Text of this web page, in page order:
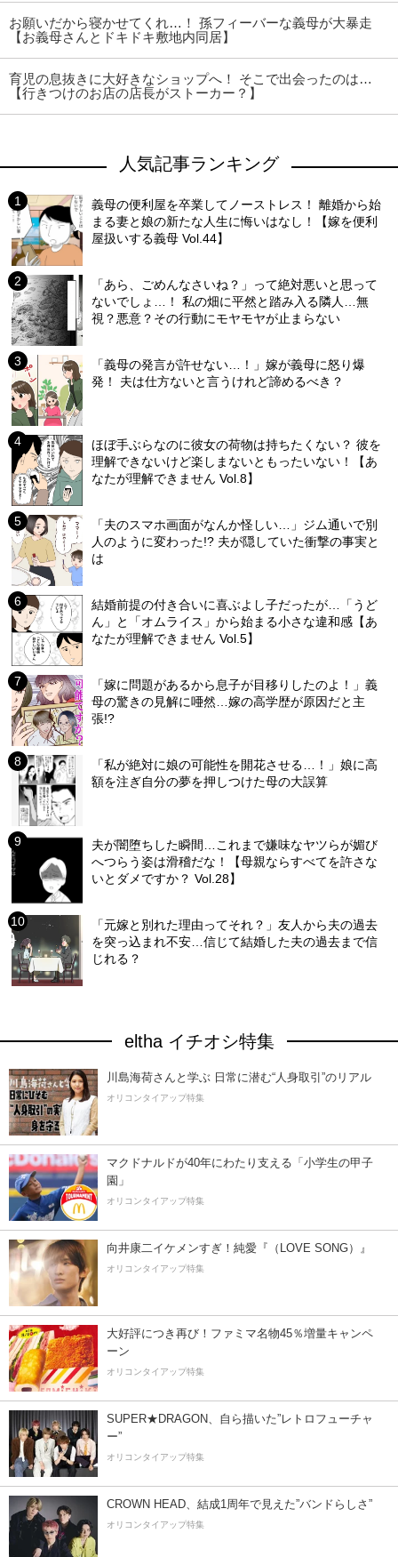
お願いだから寝かせてくれ…！ 孫フィーバーな義母が大暴走
【お義母さんとドキドキ敷地内同居】
育児の息抜きに大好きなショップへ！ そこで出会ったのは…
【行きつけのお店の店長がストーカー？】
人気記事ランキング
義母の便利屋を卒業してノーストレス！ 離婚から始
まる妻と娘の新たな人生に悔いはなし！【嫁を便利
屋扱いする義母 Vol.44】
「あら、ごめんなさいね？」って絶対悪いと思って
ないでしょ…！ 私の畑に平然と踏み入る隣人…無
視？悪意？その行動にモヤモヤが止まらない
「義母の発言が許せない…！」嫁が義母に怒り爆
発！ 夫は仕方ないと言うけれど諦めるべき？
ほぼ手ぶらなのに彼女の荷物は持ちたくない？ 彼を
理解できないけど楽しまないともったいない！【あ
なたが理解できません Vol.8】
「夫のスマホ画面がなんか怪しい…」ジム通いで別
人のように変わった!? 夫が隠していた衝撃の事実と
は
結婚前提の付き合いに喜ぶよし子だったが…「うど
ん」と「オムライス」から始まる小さな違和感【あ
なたが理解できません Vol.5】
「嫁に問題があるから息子が目移りしたのよ！」義
母の驚きの見解に唖然…嫁の高学歴が原因だと主
張!?
「私が絶対に娘の可能性を開花させる…！」娘に高
額を注ぎ自分の夢を押しつけた母の大誤算
夫が闇堕ちした瞬間…これまで嫌味なヤツらが媚び
へつらう姿は滑稽だな！【母親ならすべてを許さな
いとダメですか？ Vol.28】
「元嫁と別れた理由ってそれ？」友人から夫の過去
を突っ込まれ不安…信じて結婚した夫の過去まで信
じれる？
eltha イチオシ特集
川島海荷さんと学ぶ 日常に潜む“人身取引”のリアル
オリコンタイアップ特集
マクドナルドが40年にわたり支える「小学生の甲子
園」
オリコンタイアップ特集
向井康二イケメンすぎ！純愛『（LOVE SONG）』
オリコンタイアップ特集
大好評につき再び！ファミマ名物45％増量キャンペ
ーン
オリコンタイアップ特集
SUPER★DRAGON、自ら描いた”レトロフューチャ
ー”
オリコンタイアップ特集
CROWN HEAD、結成1周年で見えた”バンドらしさ”
オリコンタイアップ特集